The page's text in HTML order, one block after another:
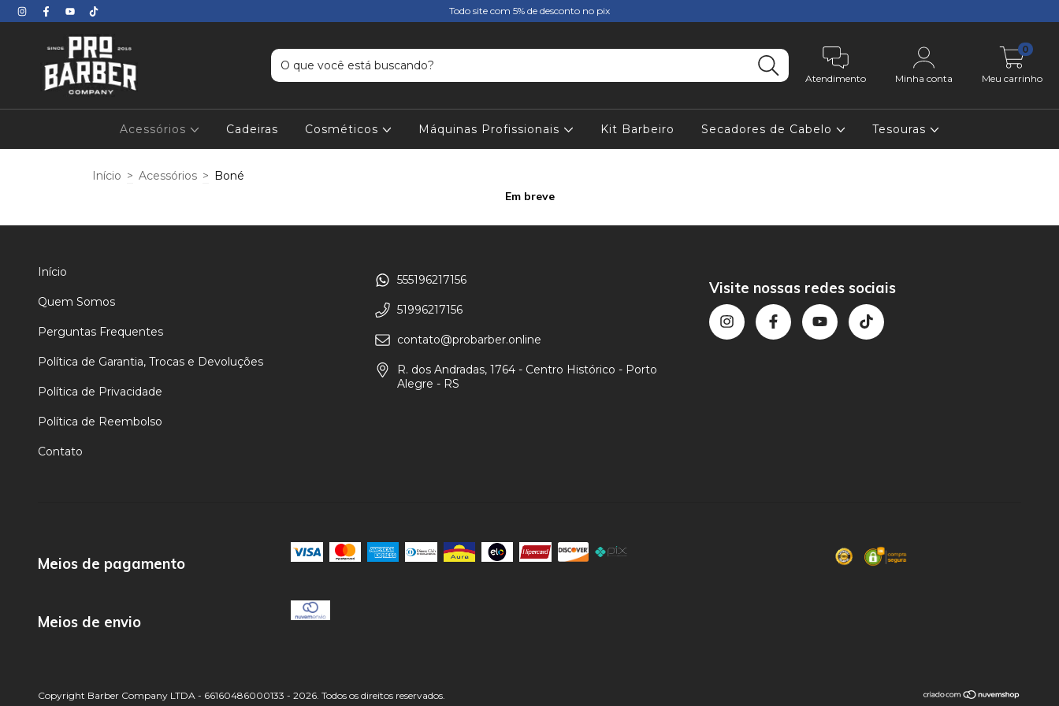
Todo site com 5% de desconto no pix
Atendimento Minha conta Meu carrinho
0
Acessórios Cadeiras Cosméticos Máquinas Profissionais Kit Barbeiro Secadores de Cabelo Tesouras
Início > Acessórios > Boné
Em breve
Início
Quem Somos
Perguntas Frequentes
Política de Garantia, Trocas e Devoluções
Política de Privacidade
Política de Reembolso
Contato
555196217156
51996217156
contato@probarber.online
R. dos Andradas, 1764 - Centro Histórico - Porto
Alegre - RS
Visite nossas redes sociais
Meios de pagamento
Meios de envio
Copyright Barber Company LTDA - 66160486000133 - 2026. Todos os direitos reservados.